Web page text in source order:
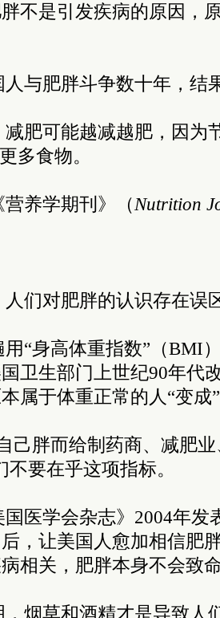
不是引发疾病的原因，
与肥胖斗争数十年，结
肥可能越减越肥，因为
多食物。
养学期刊》（Nutrition
们对肥胖的认识存在误
用“身高体重指数”（BMI
卫生部门上世纪90年代
属于体重正常的人“变成
己胖而给制药商、减肥
要在乎这项指标。
医学会杂志》2004年发
，让美国人愈加相信肥
病相关，肥胖本身不会致
烟草和酒精才是导致人